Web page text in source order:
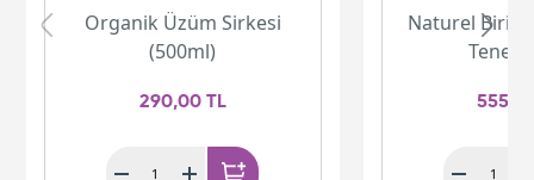
Organik Üzüm Sirkesi
(500ml)
290,00 TL
Naturel